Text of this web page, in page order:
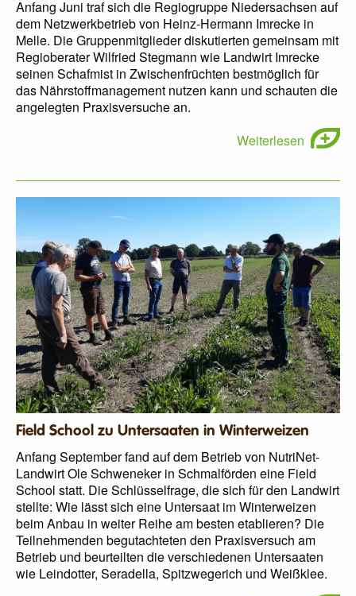
Anfang Juni traf sich die Regiogruppe Niedersachsen auf
dem Netzwerkbetrieb von Heinz-Hermann Imrecke in
Melle. Die Gruppenmitglieder diskutierten gemeinsam mit
Regioberater Wilfried Stegmann wie Landwirt Imrecke
seinen Schafmist in Zwischenfrüchten bestmöglich für
das Nährstoffmanagement nutzen kann und schauten die
angelegten Praxisversuche an.
Weiterlesen
Field School zu Untersaaten in Winterweizen
Anfang September fand auf dem Betrieb von NutriNet-
Landwirt Ole Schweneker in Schmalförden eine Field
School statt. Die Schlüsselfrage, die sich für den Landwirt
stellte: Wie lässt sich eine Untersaat im Winterweizen
beim Anbau in weiter Reihe am besten etablieren? Die
Teilnehmenden begutachteten den Praxisversuch am
Betrieb und beurteilten die verschiedenen Untersaaten
wie Leindotter, Seradella, Spitzwegerich und Weißklee.